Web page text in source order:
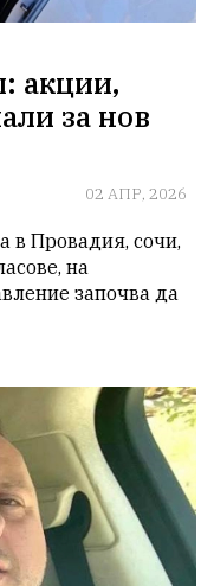
акции,
за нов
02 АПР, 2026
в Провадия, сочи,
на
започва да